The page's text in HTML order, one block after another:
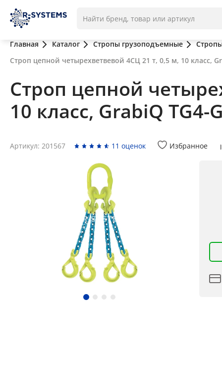
Главная Каталог Стропы грузоподъемные
Строп цепной четырехветвевой 4СЦ 21 т, 0,5 м, 10 класс,
Строп цепной
10 класс, GrabiQ TG4-
Артикул: 201567 11 оценок Избранное